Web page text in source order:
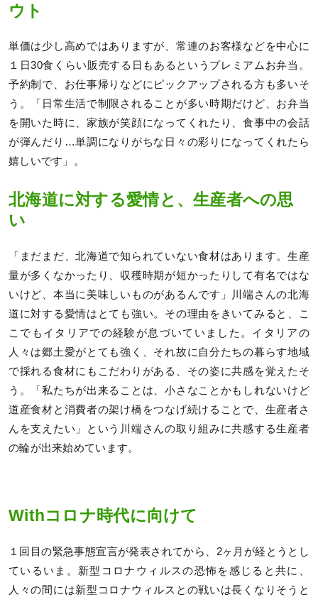
ウト
単価は少し高めではありますが、常連のお客様などを中心に
１日30食くらい販売する日もあるというプレミアムお弁当。
予約制で、お仕事帰りなどにピックアップされる方も多いそ
う。「日常生活で制限されることが多い時期だけど、お弁当
を開いた時に、家族が笑顔になってくれたり、食事中の会話
が弾んだり…単調になりがちな日々の彩りになってくれたら
嬉しいです」。
北海道に対する愛情と、生産者への思
い
「まだまだ、北海道で知られていない食材はあります。生産
量が多くなかったり、収穫時期が短かったりして有名ではな
いけど、本当に美味しいものがあるんです」川端さんの北海
道に対する愛情はとても強い。その理由をきいてみると、こ
こでもイタリアでの経験が息づいていました。イタリアの
人々は郷土愛がとても強く、それ故に自分たちの暮らす地域
で採れる食材にもこだわりがある、その姿に共感を覚えたそ
う。「私たちが出来ることは、小さなことかもしれないけど
道産食材と消費者の架け橋をつなげ続けることで、生産者さ
んを支えたい」という川端さんの取り組みに共感する生産者
の輪が出来始めています。
Withコロナ時代に向けて
１回目の緊急事態宣言が発表されてから、2ヶ月が経とうとし
ているいま。新型コロナウィルスの恐怖を感じると共に、
人々の間には新型コロナウィルスとの戦いは長くなりそうと